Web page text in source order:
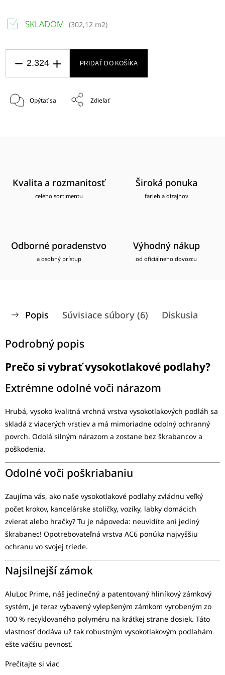
SKLADOM (302,12 m2)
PRIDAŤ DO KOŠÍKA
Opýtať sa Zdieľať
Kvalita a rozmanitosť
celého sortimentu
Široká ponuka
farieb a dizajnov
Odborné poradenstvo
a osobný prístup
Výhodný nákup
od oficiálneho dovozcu
Popis Súvisiace súbory (6) Diskusia
Podrobný popis
Prečo si vybrať vysokotlakové podlahy?
Extrémne odolné voči nárazom
Hrubá, vysoko kvalitná vrchná vrstva vysokotlakových podláh sa
skladá z viacerých vrstiev a má mimoriadne odolný ochranný
povrch. Odolá silným nárazom a zostane bez škrabancov a
poškodenia.
Odolné voči poškriabaniu
Zaujíma vás, ako naše vysokotlakové podlahy zvládnu veľký
počet krokov, kancelárske stoličky, vozíky, labky domácich
zvierat alebo hračky? Tu je nápoveda: neuvidíte ani jediný
škrabanec! Opotrebovateľná vrstva AC6 ponúka najvyššiu
ochranu vo svojej triede.
Najsilnejší zámok
AluLoc Prime, náš jedinečný a patentovaný hliníkový zámkový
systém, je teraz vybavený vylepšeným zámkom vyrobeným zo
100 % recyklovaného polyméru na krátkej strane dosiek. Táto
vlastnosť dodáva už tak robustným vysokotlakovým podlahám
ešte väčšiu pevnosť.
Prečítajte si viac